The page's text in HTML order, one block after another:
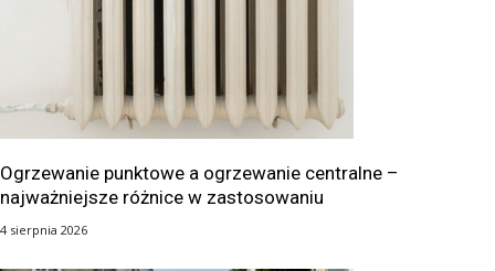
Ogrzewanie punktowe a ogrzewanie centralne –
najważniejsze różnice w zastosowaniu
4 sierpnia 2026